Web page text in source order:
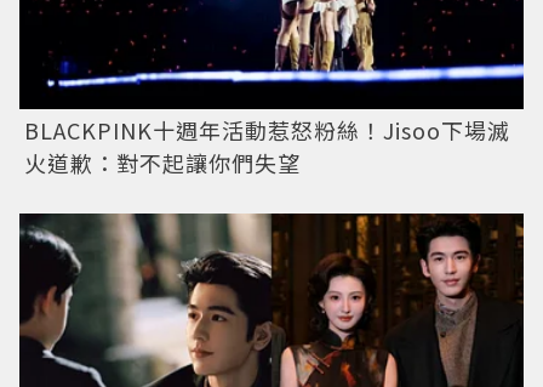
BLACKPINK十週年活動惹怒粉絲！Jisoo下場滅
火道歉：對不起讓你們失望